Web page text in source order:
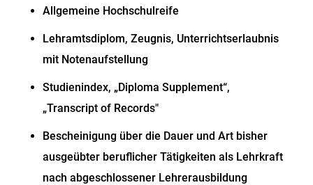
Allgemeine Hochschulreife
Lehramtsdiplom, Zeugnis, Unterrichtserlaubnis
mit Notenaufstellung
Studienindex, „Diploma Supplement“,
„Transcript of Records"
Bescheinigung über die Dauer und Art bisher
ausgeübter beruflicher Tätigkeiten als Lehrkraft
nach abgeschlossener Lehrerausbildung